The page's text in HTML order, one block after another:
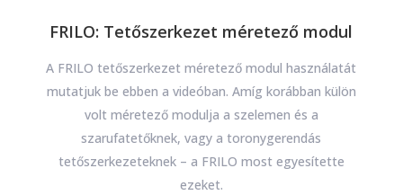
FRILO: Tetőszerkezet méretező modul
A FRILO tetőszerkezet méretező modul használatát
mutatjuk be ebben a videóban. Amíg korábban külön
volt méretező modulja a szelemen és a
szarufatetőknek, vagy a toronygerendás
tetőszerkezeteknek – a FRILO most egyesítette
ezeket.